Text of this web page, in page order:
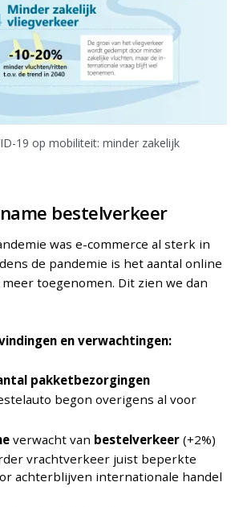
19 op mobiliteit: minder zakelijk
bestelverkeer
was e-commerce al sterk in
de pandemie is het aantal online
toegenomen. Dit zien we dan
en verwachtingen:
pakketbezorgingen
begon overigens al voor
verwacht van bestelverkeer (+2%)
vrachtverkeer juist beperkte
achterblijven internationale handel